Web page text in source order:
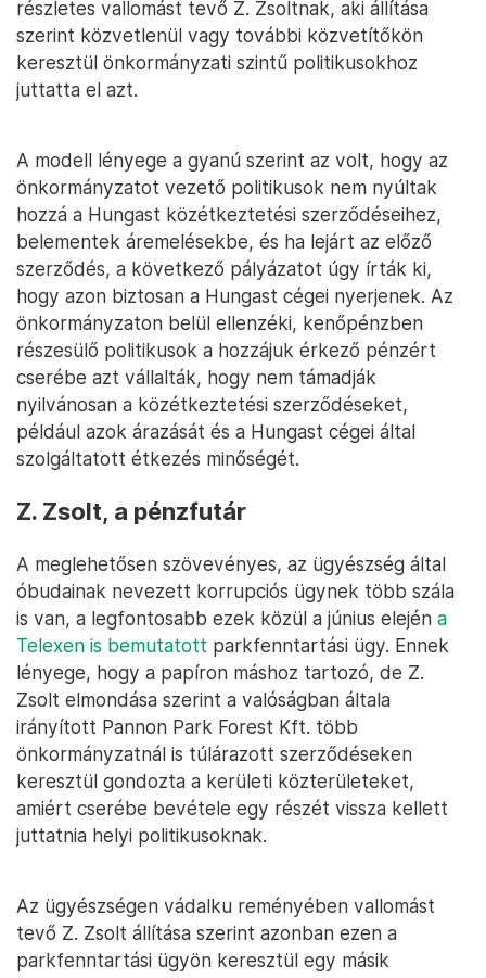
részletes vallomást tevő Z. Zsoltnak, aki állítása
szerint közvetlenül vagy további közvetítőkön
keresztül önkormányzati szintű politikusokhoz
juttatta el azt.
A modell lényege a gyanú szerint az volt, hogy az
önkormányzatot vezető politikusok nem nyúltak
hozzá a Hungast közétkeztetési szerződéseihez,
belementek áremelésekbe, és ha lejárt az előző
szerződés, a következő pályázatot úgy írták ki,
hogy azon biztosan a Hungast cégei nyerjenek. Az
önkormányzaton belül ellenzéki, kenőpénzben
részesülő politikusok a hozzájuk érkező pénzért
cserébe azt vállalták, hogy nem támadják
nyilvánosan a közétkeztetési szerződéseket,
például azok árazását és a Hungast cégei által
szolgáltatott étkezés minőségét.
Z. Zsolt, a pénzfutár
A meglehetősen szövevényes, az ügyészség által
óbudainak nevezett korrupciós ügynek több szála
is van, a legfontosabb ezek közül a június elején a
Telexen is bemutatott parkfenntartási ügy. Ennek
lényege, hogy a papíron máshoz tartozó, de Z.
Zsolt elmondása szerint a valóságban általa
irányított Pannon Park Forest Kft. több
önkormányzatnál is túlárazott szerződéseken
keresztül gondozta a kerületi közterületeket,
amiért cserébe bevétele egy részét vissza kellett
juttatnia helyi politikusoknak.
Az ügyészségen vádalku reményében vallomást
tevő Z. Zsolt állítása szerint azonban ezen a
parkfenntartási ügyön keresztül egy másik